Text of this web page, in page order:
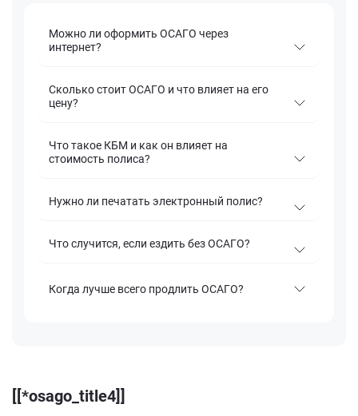
Можно ли оформить ОСАГО через
интернет?
Сколько стоит ОСАГО и что влияет на его
цену?
Что такое КБМ и как он влияет на
стоимость полиса?
Нужно ли печатать электронный полис?
Что случится, если ездить без ОСАГО?
Когда лучше всего продлить ОСАГО?
[[*osago_title4]]